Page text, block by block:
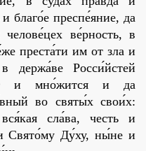
благо́е преспе́яние, да
ве́рность, в
преста́ти им от зла и
держа́ве Росси́йстей
и мно́жится и да
во святы́х свои́х:
сла́ва, честь и
Свято́му Ду́ху, ны́не и